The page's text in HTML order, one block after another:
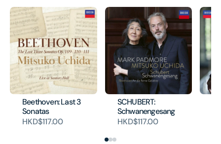
Beethoven: Last 3
Sonatas
HKD$117.00
SCHUBERT:
Schwanengesang
HKD$117.00